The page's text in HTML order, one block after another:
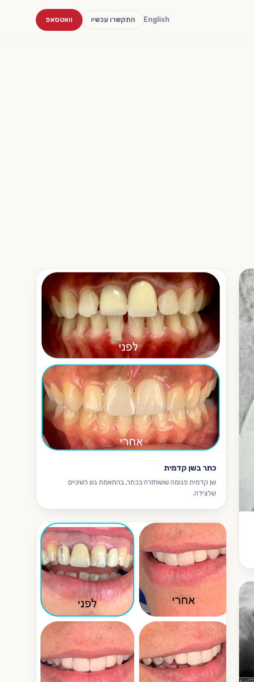
English התקשרו עכשיו וואטסאפ
כתר בשן קדמית
שן קדמית פגומה ששוחזרה בכתר, בהתאמת גוון לשיניים
שלצידה.